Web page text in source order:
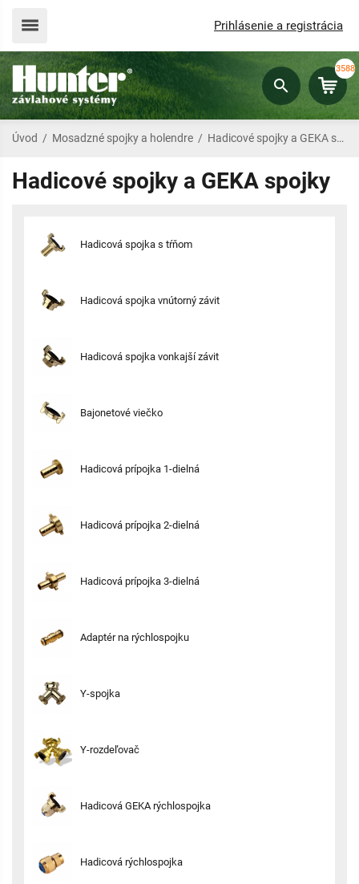
Prihlásenie a registrácia
3588
Úvod / Mosadzné spojky a holendre / Hadicové spojky a GEKA spojky
Hadicové spojky a GEKA spojky
Hadicová spojka s tŕňom
Hadicová spojka vnútorný závit
Hadicová spojka vonkajší závit
Bajonetové viečko
Hadicová prípojka 1-dielná
Hadicová prípojka 2-dielná
Hadicová prípojka 3-dielná
Adaptér na rýchlospojku
Y-spojka
Y-rozdeľovač
Hadicová GEKA rýchlospojka
Hadicová rýchlospojka